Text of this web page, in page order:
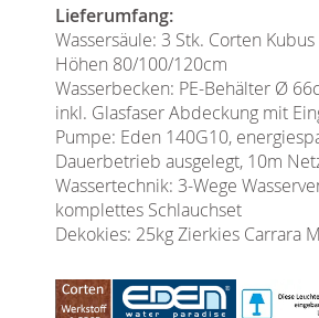
Lieferumfang:
Wassersäule: 3 Stk. Corten
Höhen 80/100/120cm
Wasserbecken: PE-Behälter Ø
inkl. Glasfaser Abdeckung mit
Pumpe: Eden 140G10,
Dauerbetrieb ausgelegt, 10m
Wassertechnik: 3-Wege
komplettes Schlauchset
Dekokies: 25kg Zierkies Carrara